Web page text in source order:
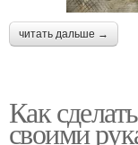
читать дальше →
Как
своими